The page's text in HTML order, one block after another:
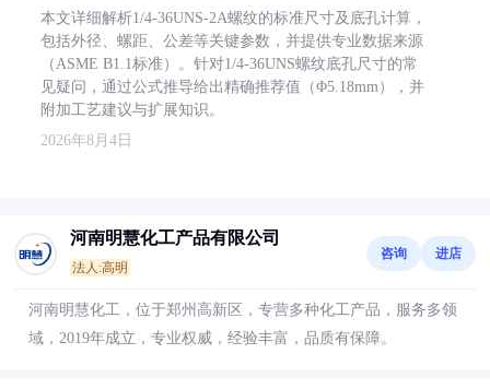
本文详细解析1/4-36UNS-2A螺纹的标准尺寸及底孔计算，
包括外径、螺距、公差等关键参数，并提供专业数据来源
（ASME B1.1标准）。针对1/4-36UNS螺纹底孔尺寸的常
见疑问，通过公式推导给出精确推荐值（Φ5.18mm），并
附加工艺建议与扩展知识。
2026年8月4日
河南明慧化工产品有限公司
法人:高明
咨询 进店
河南明慧化工，位于郑州高新区，专营多种化工产品，服务多领
域，2019年成立，专业权威，经验丰富，品质有保障。